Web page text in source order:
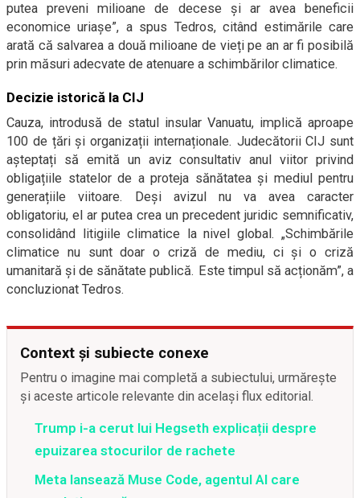
putea preveni milioane de decese și ar avea beneficii
economice uriașe”, a spus Tedros, citând estimările care
arată că salvarea a două milioane de vieți pe an ar fi posibilă
prin măsuri adecvate de atenuare a schimbărilor climatice.
Decizie istorică la CIJ
Cauza, introdusă de statul insular Vanuatu, implică aproape
100 de țări și organizații internaționale. Judecătorii CIJ sunt
așteptați să emită un aviz consultativ anul viitor privind
obligațiile statelor de a proteja sănătatea și mediul pentru
generațiile viitoare. Deși avizul nu va avea caracter
obligatoriu, el ar putea crea un precedent juridic semnificativ,
consolidând litigiile climatice la nivel global. „Schimbările
climatice nu sunt doar o criză de mediu, ci și o criză
umanitară și de sănătate publică. Este timpul să acționăm”, a
concluzionat Tedros.
Context și subiecte conexe
Pentru o imagine mai completă a subiectului, urmărește
și aceste articole relevante din același flux editorial.
Trump i-a cerut lui Hegseth explicații despre
epuizarea stocurilor de rachete
Meta lansează Muse Code, agentul AI care